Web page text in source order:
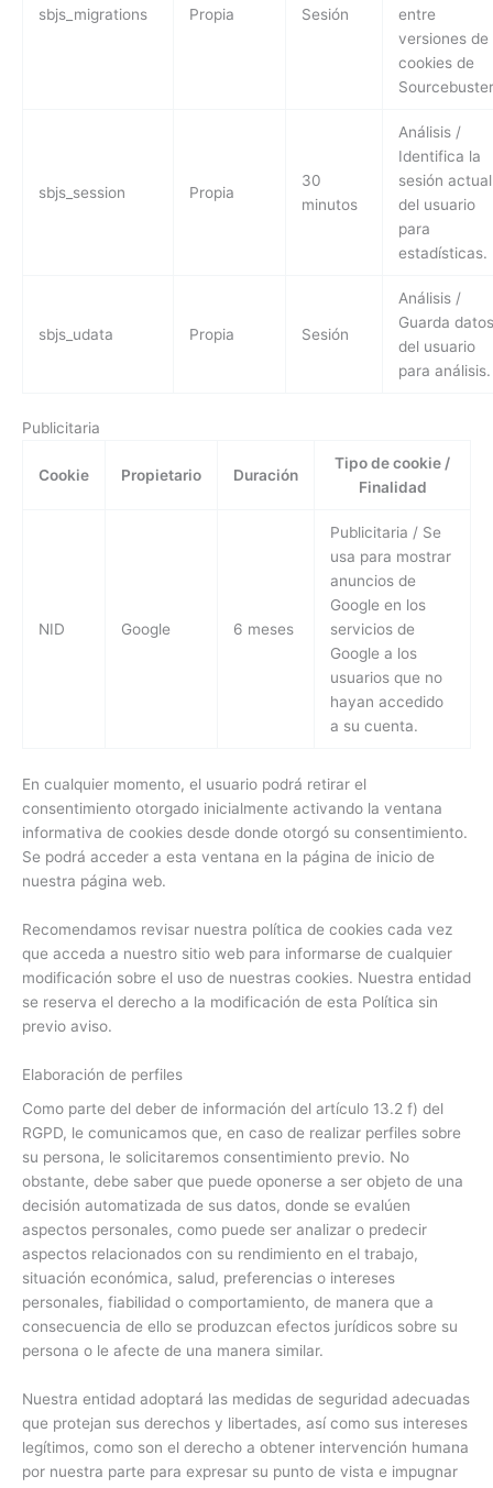
sbjs_migrations Propia Sesión
entre
versiones de
cookies de
sbjs_session Propia
30
minutos
Análisis /
Identifica la
sesión actual
del usuario
para
estadísticas.
sbjs_udata Propia Sesión
Análisis /
Guarda datos
del usuario
para análisis.
Publicitaria
Cookie Propietario Duración
Tipo de cookie /
Finalidad
NID Google 6 meses
Publicitaria / Se
usa para mostrar
anuncios de
Google en los
servicios de
Google a los
usuarios que no
hayan accedido
a su cuenta.
En cualquier momento, el usuario podrá retirar el
consentimiento otorgado inicialmente activando la ventana
informativa de cookies desde donde otorgó su consentimiento.
Se podrá acceder a esta ventana en la página de inicio de
nuestra página web.
Recomendamos revisar nuestra política de cookies cada vez
que acceda a nuestro sitio web para informarse de cualquier
modificación sobre el uso de nuestras cookies. Nuestra entidad
se reserva el derecho a la modificación de esta Política sin
previo aviso.
Elaboración de perfiles
Como parte del deber de información del artículo 13.2 f) del
RGPD, le comunicamos que, en caso de realizar perfiles sobre
su persona, le solicitaremos consentimiento previo. No
obstante, debe saber que puede oponerse a ser objeto de una
decisión automatizada de sus datos, donde se evalúen
aspectos personales, como puede ser analizar o predecir
aspectos relacionados con su rendimiento en el trabajo,
situación económica, salud, preferencias o intereses
personales, fiabilidad o comportamiento, de manera que a
consecuencia de ello se produzcan efectos jurídicos sobre su
persona o le afecte de una manera similar.
Nuestra entidad adoptará las medidas de seguridad adecuadas
que protejan sus derechos y libertades, así como sus intereses
legítimos, como son el derecho a obtener intervención humana
por nuestra parte para expresar su punto de vista e impugnar